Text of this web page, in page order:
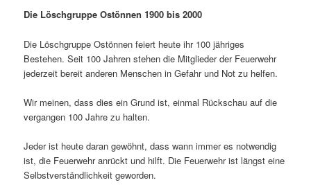
Die Löschgruppe Ostönnen 1900 bis 2000
Die Löschgruppe Ostönnen feiert heute ihr 100 jähriges
Bestehen. Seit 100 Jahren stehen die Mitglieder der Feuerwehr
jederzeit bereit anderen Menschen in Gefahr und Not zu helfen.
Wir meinen, dass dies ein Grund ist, einmal Rückschau auf die
vergangen 100 Jahre zu halten.
Jeder ist heute daran gewöhnt, dass wann immer es notwendig
ist, die Feuerwehr anrückt und hilft. Die Feuerwehr ist längst eine
Selbstverständlichkeit geworden.